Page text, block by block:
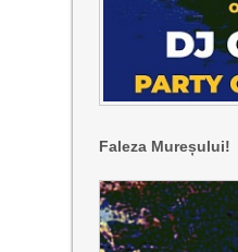
Faleza Mureșului!